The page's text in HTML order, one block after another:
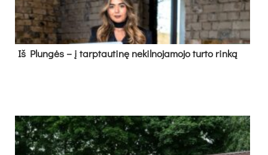
Iš Plungės – į tarptautinę nekilnojamojo turto rinką